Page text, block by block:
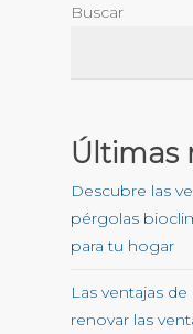
Buscar
Últimas
Descubre las
pérgolas
para tu hogar
Las ventajas
renovar las